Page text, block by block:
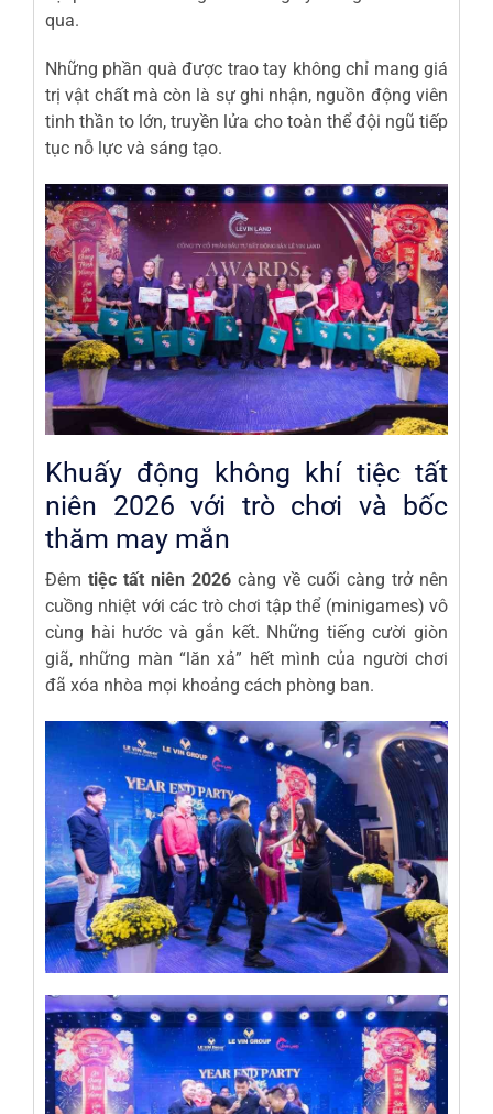
qua.
Những phần quà được trao tay không chỉ mang giá
trị vật chất mà còn là sự ghi nhận, nguồn động viên
tinh thần to lớn, truyền lửa cho toàn thể đội ngũ tiếp
tục nỗ lực và sáng tạo.
Khuấy động không khí tiệc tất
niên 2026 với trò chơi và bốc
thăm may mắn
Đêm tiệc tất niên 2026 càng về cuối càng trở nên
cuồng nhiệt với các trò chơi tập thể (minigames) vô
cùng hài hước và gắn kết. Những tiếng cười giòn
giã, những màn “lăn xả” hết mình của người chơi
đã xóa nhòa mọi khoảng cách phòng ban.